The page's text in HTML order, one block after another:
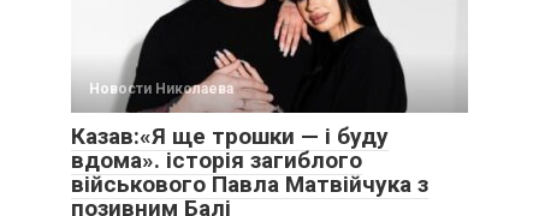
Новости Николаева
Казав:«Я ще трошки — і буду
вдома». історія загиблого
військового Павла Матвійчука з
позивним Балі